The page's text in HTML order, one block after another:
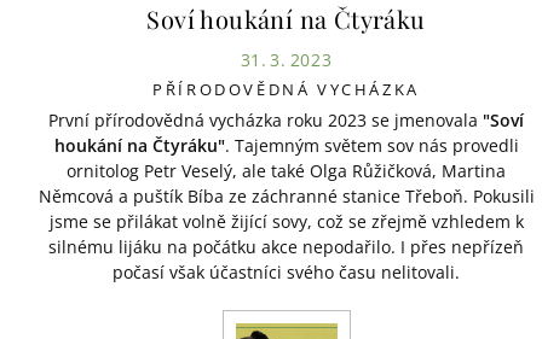
Soví houkání na Čtyráku
31. 3. 2023
PŘÍRODOVĚDNÁ VYCHÁZKA
První přírodovědná vycházka roku 2023 se jmenovala "Soví
houkání na Čtyráku". Tajemným světem sov nás provedli
ornitolog Petr Veselý, ale také Olga Růžičková, Martina
Němcová a puštík Bíba ze záchranné stanice Třeboň. Pokusili
jsme se přilákat volně žijící sovy, což se zřejmě vzhledem k
silnému lijáku na počátku akce nepodařilo. I přes nepřízeň
počasí však účastníci svého času nelitovali.